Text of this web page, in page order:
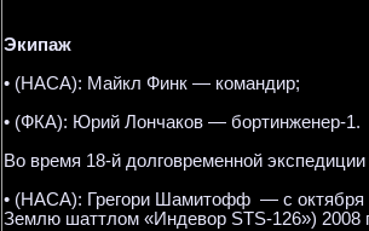
Экипаж
• (НАСА): Майкл Финк — командир;
• (ФКА): Юрий Лончаков — бортинженер-1.
Во время 18-й долговременной
• (НАСА): Грегори Шамитофф — с октября
Землю шаттлом «Индевор STS-126») 2008